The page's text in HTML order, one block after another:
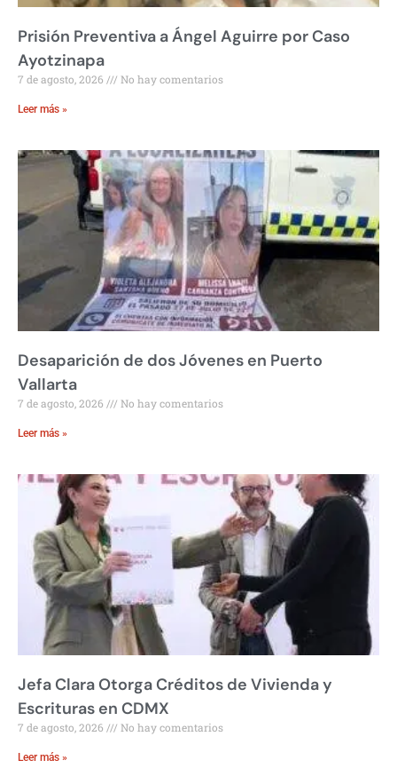
Prisión Preventiva a Ángel Aguirre por Caso
Ayotzinapa
7 de agosto, 2026 No hay comentarios
Leer más »
Desaparición de dos Jóvenes en Puerto
Vallarta
7 de agosto, 2026 No hay comentarios
Leer más »
Jefa Clara Otorga Créditos de Vivienda y
Escrituras en CDMX
7 de agosto, 2026 No hay comentarios
Leer más »